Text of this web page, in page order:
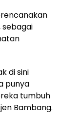
di sini
punya
tumbuh
Bambang.